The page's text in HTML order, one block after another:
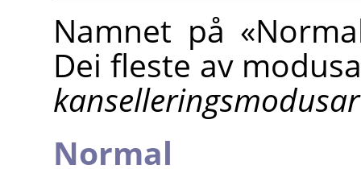
Namnet på «
Dei fleste av
kanselleringsmodusar
Normal